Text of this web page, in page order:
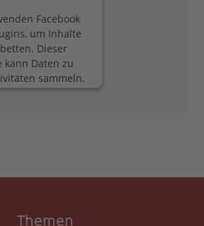
Facebook
um Inhalte
Dieser
kann Daten zu
sammeln.
Sie die Details
Themen